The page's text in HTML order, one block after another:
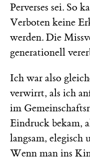
Perverses sei. So
Verboten keine
werden. Die
generationell
Ich war also
verwirrt, als ich
im
Eindruck bekam,
langsam, elegisch
Wenn man ins